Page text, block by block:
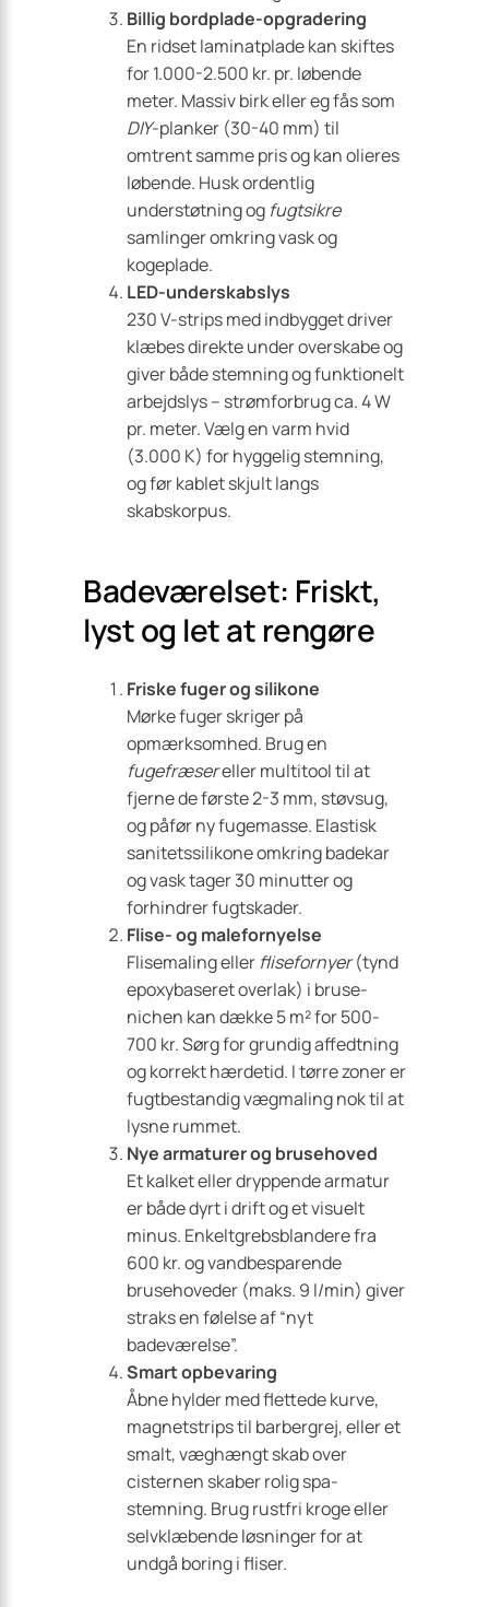
Billig bordplade-opgradering
En ridset laminat­plade kan skiftes
for 1.000-2.500 kr. pr. løbende
meter. Massiv birk eller eg fås som
DIY-planker (30-40 mm) til
omtrent samme pris og kan olieres
løbende. Husk ordentlig
understøtning og fugtsikre
samlinger omkring vask og
kogeplade.
LED-under­skabslys
230 V-strips med indbygget driver
klæbes direkte under overskabe og
giver både stemning og funktionelt
arbejdslys – strømforbrug ca. 4 W
pr. meter. Vælg en varm hvid
(3.000 K) for hyggelig stemning,
og før kablet skjult langs
skabskorpus.
Badeværelset: Friskt,
lyst og let at rengøre
Friske fuger og silikone
Mørke fuger skriger på
opmærksomhed. Brug en
fugefræsereller multitool til at
fjerne de første 2-3 mm, støvsug,
og påfør ny fugemasse. Elastisk
sanitets­silikone omkring badekar
og vask tager 30 minutter og
forhindrer fugtskader.
Flise- og malefornyelse
Flise­maling eller flisefornyer(tynd
epoxybaseret overlak) i bruse­
nichen kan dække 5 m² for 500-
700 kr. Sørg for grundig affedtning
og korrekt hærdetid. I tørre zoner er
fugtbestandig vægmaling nok til at
lysne rummet.
Nye armaturer og brusehoved
Et kalket eller dryppende armatur
er både dyrt i drift og et visuelt
minus. Enkeltgrebs­blandere fra
600 kr. og vandbesparende
brusehoveder (maks. 9 l/min) giver
straks en følelse af “nyt
badeværelse”.
Smart opbevaring
Åbne hylder med flettede kurve,
magnet­strips til barbergrej, eller et
smalt, væg­hængt skab over
cisternen skaber rolig spa-
stemning. Brug rustfri kroge eller
selvklæbende løsninger for at
undgå boring i fliser.